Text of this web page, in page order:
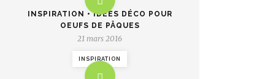
INSPIRATION • IDÉES DÉCO POUR
OEUFS DE PÂQUES
21 mars 2016
INSPIRATION